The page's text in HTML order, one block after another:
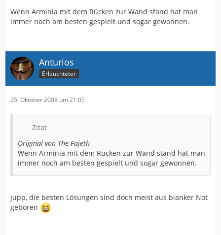
Wenn Arminia mit dem Rücken zur Wand stand hat man
immer noch am besten gespielt und sogar gewonnen.
Anturios
Erleuchteter
25. Oktober 2008 um 21:05
Zitat
Original von The Fajeth
Wenn Arminia mit dem Rücken zur Wand stand hat man
immer noch am besten gespielt und sogar gewonnen.
Jupp, die besten Lösungen sind doch meist aus blanker Not
geboren